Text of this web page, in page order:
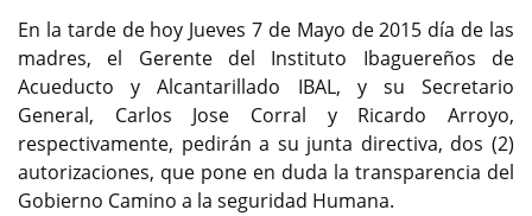
En la tarde de hoy Jueves 7 de Mayo de 2015 día de las
madres, el Gerente del Instituto Ibaguereños de
Acueducto y Alcantarillado IBAL, y su Secretario
General, Carlos Jose Corral y Ricardo Arroyo,
respectivamente, pedirán a su junta directiva, dos (2)
autorizaciones, que pone en duda la transparencia del
Gobierno Camino a la seguridad Humana.